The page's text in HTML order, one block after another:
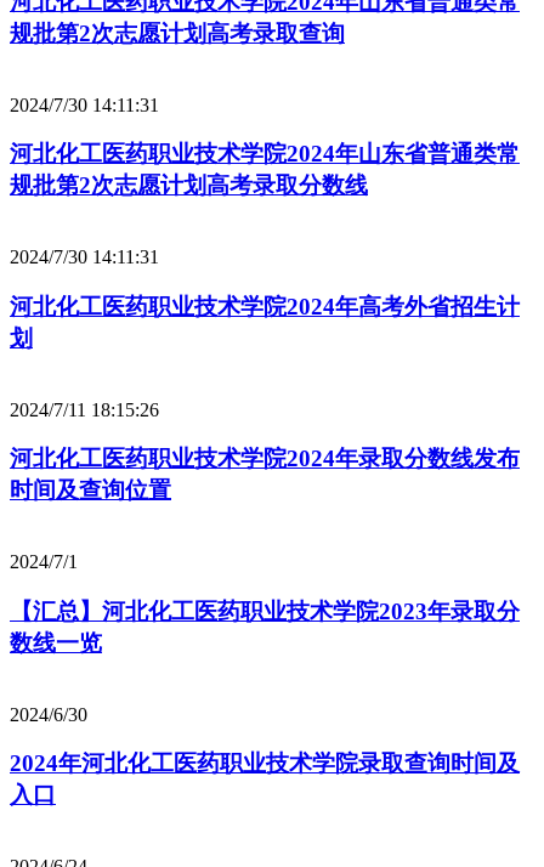
规批第2次志愿计划高考录取查询
2024/7/30 14:11:31
河北化工医药职业技术学院2024年山东省普通类常
规批第2次志愿计划高考录取分数线
2024/7/30 14:11:31
河北化工医药职业技术学院2024年高考外省招生计
划
2024/7/11 18:15:26
河北化工医药职业技术学院2024年录取分数线发布
时间及查询位置
2024/7/1
【汇总】河北化工医药职业技术学院2023年录取分
数线一览
2024/6/30
2024年河北化工医药职业技术学院录取查询时间及
入口